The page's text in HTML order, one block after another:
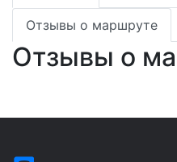
Отзывы о маршруте
Отзывы о